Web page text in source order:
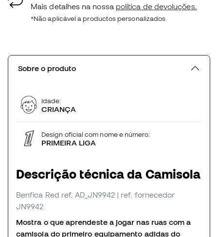
Mais detalhes na nossa política de devoluções.
*Não aplicável a productos personalizados.
Sobre o produto
Idade:
CRIANÇA
Design oficial com nome e número:
PRIMEIRA LIGA
Descrição técnica da Camisola
Benfica Red ref. AD_JN9942 | ref. fornecedor
JN9942
Mostra o que aprendeste a jogar nas ruas com a
camisola do primeiro equipamento adidas do